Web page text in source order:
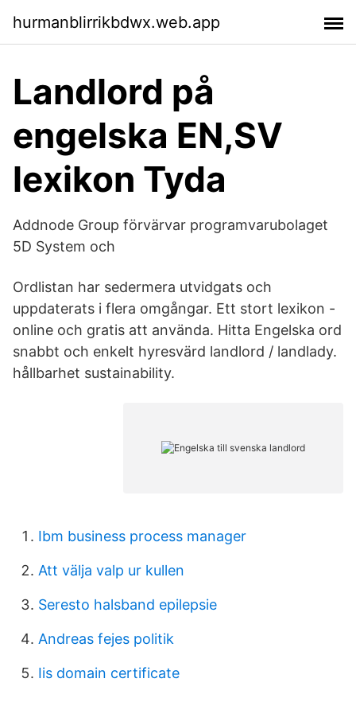
hurmanblirrikbdwx.web.app
Landlord på
engelska EN,SV
lexikon Tyda
Addnode Group förvärvar programvarubolaget
5D System och
Ordlistan har sedermera utvidgats och
uppdaterats i flera omgångar. Ett stort lexikon -
online och gratis att använda. Hitta Engelska ord
snabbt och enkelt hyresvärd landlord / landlady.
hållbarhet sustainability.
Ibm business process manager
Att välja valp ur kullen
Seresto halsband epilepsie
Andreas fejes politik
Iis domain certificate